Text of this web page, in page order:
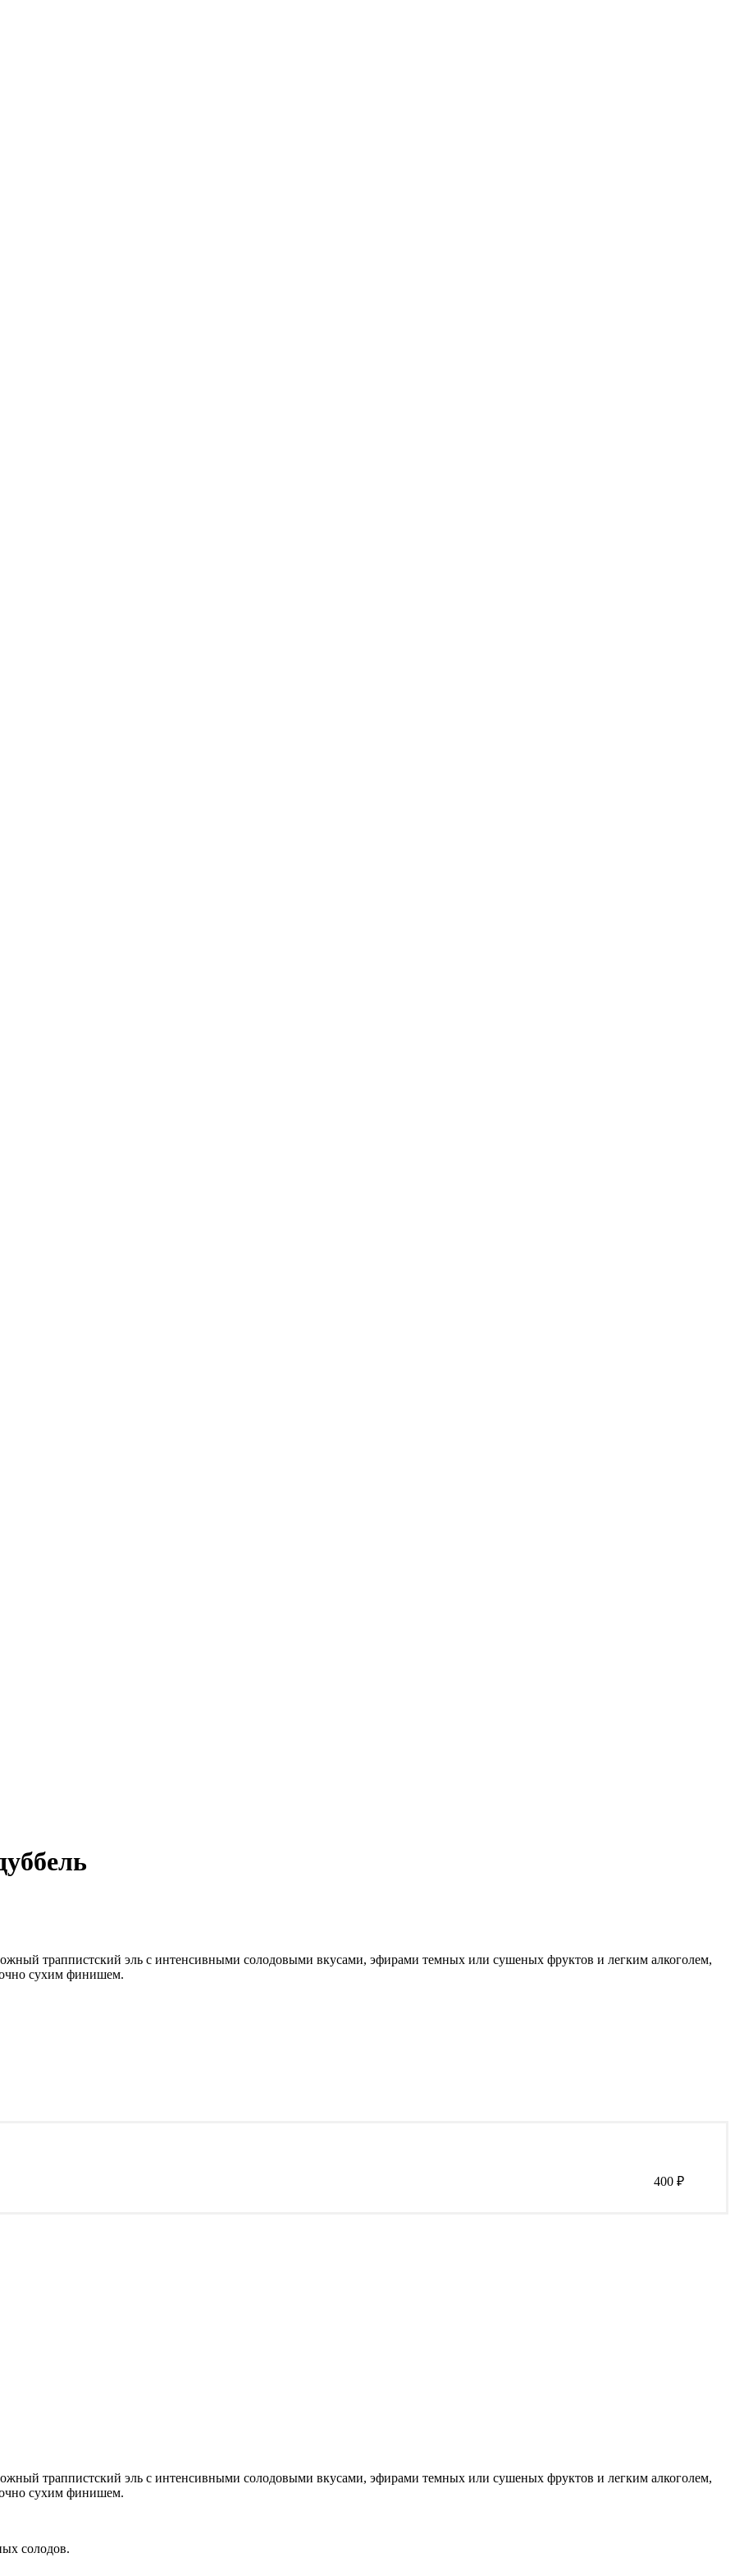
траппистский эль с интенсивными солодовыми вкусами, эфирами темных или сушеных фруктов и легким алкоголем,
сухим финишем.
400 ₽
траппистский эль с интенсивными солодовыми вкусами, эфирами темных или сушеных фруктов и легким алкоголем,
сухим финишем.
солодов.